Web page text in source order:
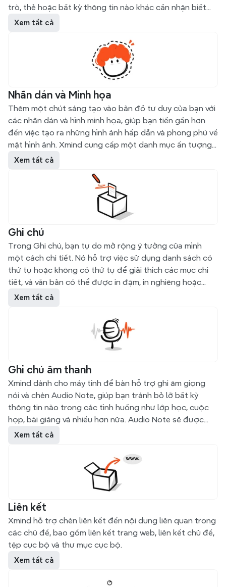
trò, thẻ hoặc bất kỳ thông tin nào khác cần nhận biết
nhanh. Xmind cung cấp sẵn các marker như mức độ ưu
hơn thế nữa. Bạn cũng có thể tạo các nhóm marker tùy
chỉnh và thêm các biểu tượng marker của riêng mình
trên Xmind cho máy tính.
Xem tất cả
Nhãn dán và Minh họa
Thêm một chút sáng tạo vào bản đồ tư duy của bạn với
các nhãn dán và hình minh họa, giúp bạn tiến gần hơn
đến việc tạo ra những hình ảnh hấp dẫn và phong phú về
mặt hình ảnh. Xmind cung cấp một danh mục ấn tượng
với gần 500 nhãn dán và hình minh họa độc đáo, được
tài sản nghệ thuật này đáp ứng nhu cầu đa dạng trong
nhiều tình huống khác nhau, dù là kinh doanh, giáo dục
hay du lịch, qua đó nâng cao trải nghiệm người dùng của
Xem tất cả
Ghi chú
Trong Ghi chú, bạn tự do mở rộng ý tưởng của mình
một cách chi tiết. Nó hỗ trợ việc sử dụng danh sách có
thứ tự hoặc không có thứ tự để giải thích các mục chi
tiết, và văn bản có thể được in đậm, in nghiêng hoặc
gạch dưới để nhấn mạnh.
Xem tất cả
Ghi chú âm thanh
Xmind dành cho máy tính để bàn hỗ trợ ghi âm giọng
nói và chèn Audio Note, giúp bạn tránh bỏ lỡ bất kỳ
thông tin nào trong các tình huống như lớp học, cuộc
họp, bài giảng và nhiều hơn nữa. Audio Note sẽ được
hiển thị dưới dạng một chủ đề phụ, và chủ đề chứa
Xem tất cả
Liên kết
Xmind hỗ trợ chèn liên kết đến nội dung liên quan trong
các chủ đề, bao gồm liên kết trang web, liên kết chủ đề,
tệp cục bộ và thư mục cục bộ.
Xem tất cả